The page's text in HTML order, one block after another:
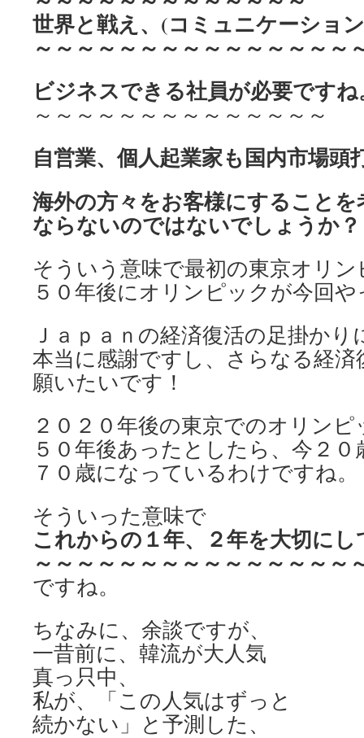
世界と戦え、 (コミュニケーショ
～～～～～～～～～～～～～～～
ビジネスできる社員が必要ですね
～～～～～～～～～～～～～～
自営業、個人起業家も国内市場頭
海外の方々をお客様にすること
ならないのではないでしょうか？
そういう意味で最初の東京オリ
５０年後にオリンピックが今回
Ｊａｐａｎの経済復活の足掛かり
本当に感謝ですし、さらなる経済
願いたいです！
２０２０年後の東京でのオリンピ
５０年後あったとしたら、今２
７０歳になっているわけですね。
そういった意味で
これからの１年、２年を大切に
～～～～～～～～～～～～～～～
ですね。
ちなみに、余談ですが、
一昔前に、韓流が大人気
真っ只中、
私が、「この人気はずっと
続かない」と予測した、